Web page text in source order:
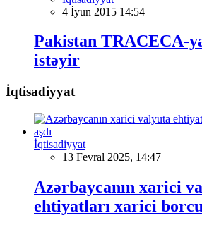
4 İyun 2015 14:54
Pakistan TRACECA-
istəyir
İqtisadiyyat
İqtisadiyyat
13 Fevral 2025, 14:47
Azərbaycanın xarici
ehtiyatları xarici borcu